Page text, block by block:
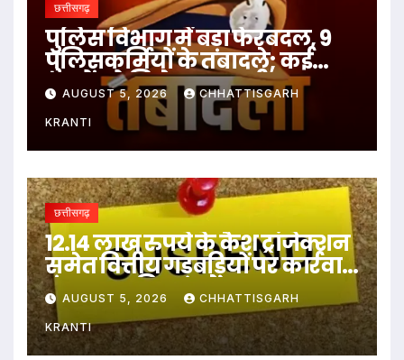
छत्तीसगढ़
पुलिस विभाग में बड़ा फेरबदल, 9
पुलिसकर्मियों के तबादले; कई
थानों को मिले नए प्रभारी
AUGUST 5, 2026 CHHATTISGARH
KRANTI
छत्तीसगढ़
12.14 लाख रुपये के कैश ट्रांजेक्शन
समेत वित्तीय गड़बड़ियों पर कार्रवाई,
पंचायत सचिव सस्पेंड…
AUGUST 5, 2026 CHHATTISGARH
KRANTI